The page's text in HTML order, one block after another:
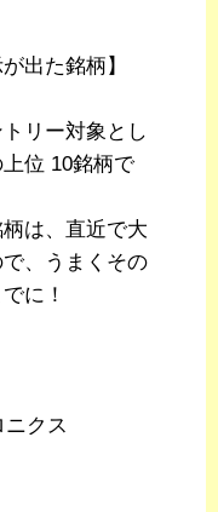
出た銘柄】
リー対象とし
位 10銘柄で
は、直近で大
、うまくその
に！
クス